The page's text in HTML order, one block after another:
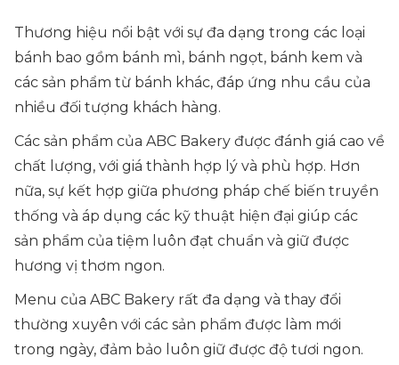
Thương hiệu nổi bật với sự đa dạng trong các loại
bánh bao gồm bánh mì, bánh ngọt, bánh kem và
các sản phẩm từ bánh khác, đáp ứng nhu cầu của
nhiều đối tượng khách hàng.
Các sản phẩm của ABC Bakery được đánh giá cao về
chất lượng, với giá thành hợp lý và phù hợp. Hơn
nữa, sự kết hợp giữa phương pháp chế biến truyền
thống và áp dụng các kỹ thuật hiện đại giúp các
sản phẩm của tiệm luôn đạt chuẩn và giữ được
hương vị thơm ngon.
Menu của ABC Bakery rất đa dạng và thay đổi
thường xuyên với các sản phẩm được làm mới
trong ngày, đảm bảo luôn giữ được độ tươi ngon.